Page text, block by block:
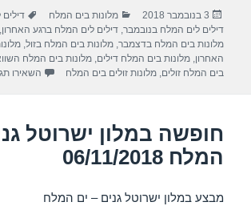
e
b
o
k
s
A
p
gr
a
m
e
פורסם
בתאריך
3 בנובמבר 2018 קטגוריות
מלונות בים המלח תגיות
דילים לים המלח בנובמבר,דילים לים המלח ברגע האחרון,
מלונות בים המלח בדצמבר,מלונות בים המלח בזול,
האחרון,מלונות בים המלח דילים,מלונות בים המלח
בים המלח זולים,מלונות זולים בים המלח השאירו
חופשה במלון ישרוטל
המלח 06/11/2018
מבצע במלון ישרוטל גנים – ים המלח